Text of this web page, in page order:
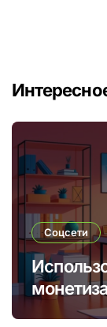
Соцсети